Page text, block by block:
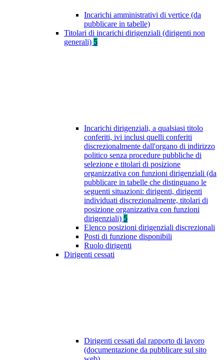
Incarichi amministrativi di vertice (da
pubblicare in tabelle)
Titolari di incarichi dirigenziali (dirigenti non
generali) 5
Incarichi dirigenziali, a qualsiasi titolo
conferiti, ivi inclusi quelli conferiti
discrezionalmente dall'organo di indirizzo
politico senza procedure pubbliche di
selezione e titolari di posizione
organizzativa con funzioni dirigenziali (da
pubblicare in tabelle che distinguano le
seguenti situazioni: dirigenti, dirigenti
individuati discrezionalmente, titolari di
posizione organizzativa con funzioni
dirigenziali) 5
Elenco posizioni dirigenziali discrezionali
Posti di funzione disponibili
Ruolo dirigenti
Dirigenti cessati
Dirigenti cessati dal rapporto di lavoro
(documentazione da pubblicare sul sito